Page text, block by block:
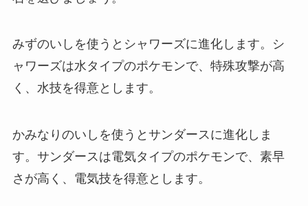
みずのいしを使うとシャワーズに進化します。シ
ャワーズは水タイプのポケモンで、特殊攻撃が高
く、水技を得意とします。
かみなりのいしを使うとサンダースに進化しま
す。サンダースは電気タイプのポケモンで、素早
さが高く、電気技を得意とします。